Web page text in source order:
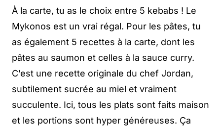
À la carte, tu as le choix entre 5 kebabs ! Le
Mykonos est un vrai régal. Pour les pâtes, tu
as également 5 recettes à la carte, dont les
pâtes au saumon et celles à la sauce curry.
C’est une recette originale du chef Jordan,
subtilement sucrée au miel et vraiment
succulente. Ici, tous les plats sont faits maison
et les portions sont hyper généreuses. Ça